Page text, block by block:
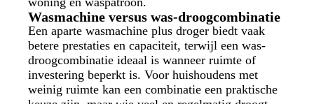
Wasmachine versus was-droogcombinatie
Een aparte wasmachine plus droger biedt vaak
betere prestaties en capaciteit, terwijl een was-
droogcombinatie ideaal is wanneer ruimte of
investering beperkt is. Voor huishoudens met
weinig ruimte kan een combinatie een praktische